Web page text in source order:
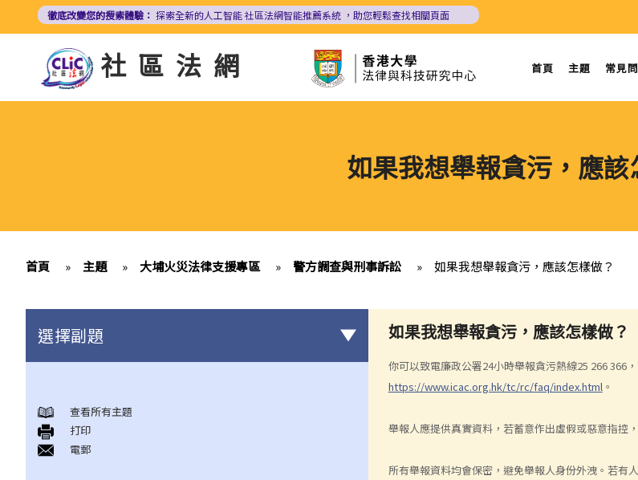
徹底改變您的搜索體驗： 探索全新的人工智能社區法網智能推薦系統 ，助您輕鬆查找相關頁面
社區法網 首頁 主題 常見
如果我想舉報貪污，應該
首頁 » 主題 » 大埔火災法律支援專區 » 警方調查與刑事訴訟 » 如果我想舉報貪污，應該怎樣做？
如果我想舉報貪污，應該怎樣做？
你可以致電廉政公署24小時舉報貪污熱線25 266 366
https://www.icac.org.hk/tc/rc/faq/index.html 。
舉報人應提供真實資料，若蓄意作出虛假或惡意指控
所有舉報資料均會保密，避免舉報人身份外洩。若有
選擇副題
A. 火葬
B. 骨灰安置所（靈灰安置所）
C. 土葬
查看所有主題
打印
電郵